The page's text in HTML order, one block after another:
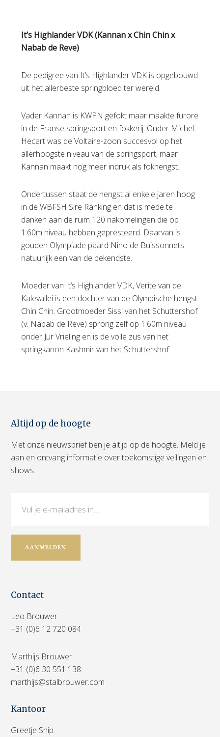
It’s Highlander VDK (Kannan x Chin Chin x
Nabab de Reve)
De pedigree van It’s Highlander VDK is opgebouwd
uit het allerbeste springbloed ter wereld.
Vader Kannan is KWPN gefokt maar maakte furore
in de Franse springsport en fokkerij. Onder Michel
Hecart was de Voltaire-zoon succesvol op het
allerhoogste niveau van de springsport, maar
Kannan maakt nog meer indruk als fokhengst.
Ondertussen staat de hengst al enkele jaren hoog
in de WBFSH Sire Ranking en dat is mede te
danken aan de ruim 120 nakomelingen die op
1.60m niveau hebben gepresteerd. Daarvan is
gouden Olympiade paard Nino de Buissonnets
natuurlijk een van de bekendste.
Moeder van It’s Highlander VDK, Verite van de
Kalevallei is een dochter van de Olympische hengst
Chin Chin. Grootmoeder Sissi van het Schuttershof
(v. Nabab de Reve) sprong zelf op 1.60m niveau
onder Jur Vrieling en is de volle zus van het
springkanon Kashmir van het Schuttershof.
Altijd op de hoogte
Met onze nieuwsbrief ben je altijd op de hoogte. Meld je
aan en ontvang informatie over toekomstige veilingen en
shows.
Contact
Leo Brouwer
+31 (0)6 12 720 084
Marthijs Brouwer
+31 (0)6 30 551 138
marthijs@stalbrouwer.com
Kantoor
Greetje Snip